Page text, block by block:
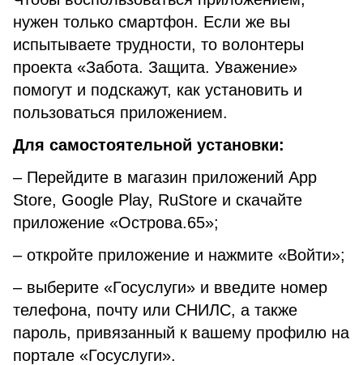
нужен только смартфон. Если же вы
испытываете трудности, то волонтеры
проекта «Забота. Защита. Уважение»
помогут и подскажут, как установить и
пользоваться приложением.
Для самостоятельной установки:
– Перейдите в магазин приложений App
Store, Google Play, RuStore и скачайте
приложение «Острова.65»;
– откройте приложение и нажмите «Войти»;
– выберите «Госуслуги» и введите номер
телефона, почту или СНИЛС, а также
пароль, привязанный к вашему профилю на
портале «Госуслуги».